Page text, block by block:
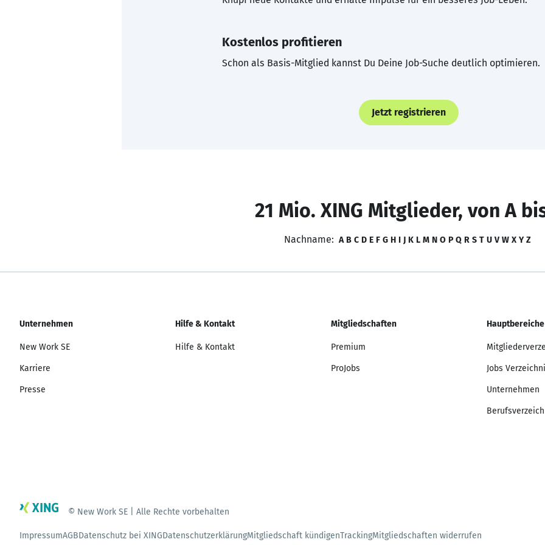
Kostenlos profitieren
Schon als Basis-Mitglied kannst Du Deine Job-Suche deutlich optimieren.
Jetzt registrieren
21 Mio. XING Mitglieder, von A
Nachname: A B C D E F G H I J K L M N O P Q R S T U V W X Y Z
Unternehmen
New Work SE
Karriere
Presse
Hilfe & Kontakt
Hilfe & Kontakt
Mitgliedschaften
Premium
ProJobs
Hauptbereiche
Jobs
Unternehmen
© New Work SE | Alle Rechte vorbehalten
ImpressumAGBDatenschutz bei XINGDatenschutzerklärungMitgliedschaft kündigenTrackingMitgliedschaften widerrufen